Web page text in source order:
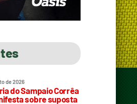
de 2026
do Sampaio Corrêa
sobre suposta